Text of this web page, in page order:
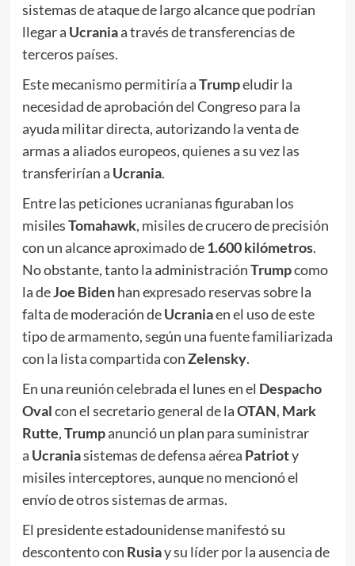
sistemas de ataque de largo alcance que podrían
llegar a Ucraniaa través de transferencias de
terceros países.
Este mecanismo permitiría aTrumpeludir la
necesidad de aprobación del Congreso para la
ayuda militar directa, autorizando la venta de
armas a aliados europeos, quienes a su vez las
transferirían a Ucrania.
Entre las peticiones ucranianas figuraban los
misilesTomahawk, misiles de crucero de precisión
con un alcance aproximado de1.600 kilómetros.
No obstante, tanto la administraciónTrumpcomo
la deJoe Bidenhan expresado reservas sobre la
falta de moderación deUcraniaen el uso de este
tipo de armamento, según una fuente familiarizada
con la lista compartida conZelensky.
En una reunión celebrada el lunes en el Despacho
Ovalcon el secretario general de laOTAN, Mark
Rutte,Trumpanunció un plan para suministrar
a Ucraniasistemas de defensa aérea Patrioty
misiles interceptores, aunque no mencionó el
envío de otros sistemas de armas.
El presidente estadounidense manifestó su
descontento con Rusiay su líder por la ausencia de